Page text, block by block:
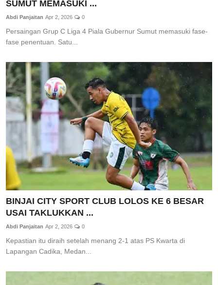
SUMUT MEMASUKI ...
Abdi Panjaitan Apr 2, 2026 0
Persaingan Grup C Liga 4 Piala Gubernur Sumut memasuki fase-
fase penentuan. Satu...
BINJAI CITY SPORT CLUB LOLOS KE 6 BESAR
USAI TAKLUKKAN ...
Abdi Panjaitan Apr 2, 2026 0
Kepastian itu diraih setelah menang 2-1 atas PS Kwarta di
Lapangan Cadika, Medan...